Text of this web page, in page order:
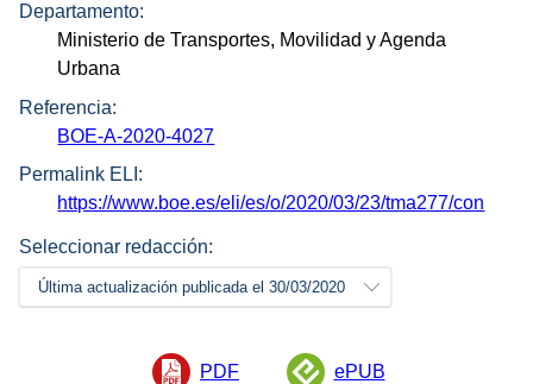
Departamento:
Ministerio de Transportes, Movilidad y Agenda
Urbana
Referencia:
BOE-A-2020-4027
Permalink ELI:
https://www.boe.es/eli/es/o/2020/03/23/tma277/con
Seleccionar redacción:
Última actualización publicada el 30/03/2020
PDF ePUB